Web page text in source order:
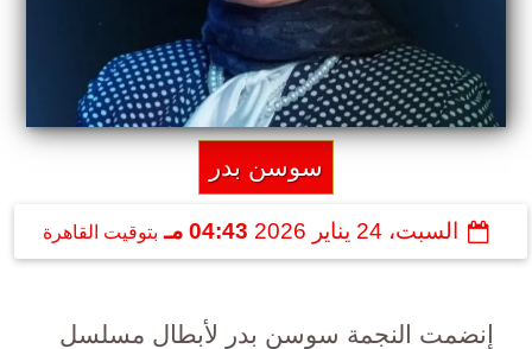
سوسن بدر
السبت، 24 يناير 2026 04:43 مـ بتوقيت القاهرة
إنضمت النجمة سوسن بدر لأبطال مسلسل